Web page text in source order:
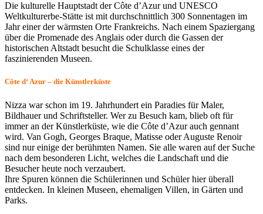
Die kulturelle Hauptstadt der Côte d’Azur und UNESCO
Weltkulturerbe-Stätte ist mit durchschnittlich 300 Sonnentagen im
Jahr einer der wärmsten Orte Frankreichs. Nach einem Spaziergang
über die Promenade des Anglais oder durch die Gassen der
historischen Altstadt besucht die Schulklasse eines der
faszinierenden Museen.
Côte d‘ Azur – die Künstlerküste
Nizza war schon im 19. Jahrhundert ein Paradies für Maler,
Bildhauer und Schriftsteller. Wer zu Besuch kam, blieb oft für
immer an der Künstlerküste, wie die Côte d’Azur auch gennant
wird. Van Gogh, Georges Braque, Matisse oder Auguste Renoir
sind nur einige der berühmten Namen. Sie alle waren auf der Suche
nach dem besonderen Licht, welches die Landschaft und die
Besucher heute noch verzaubert.
Ihre Spuren können die Schülerinnen und Schüler hier überall
entdecken. In kleinen Museen, ehemaligen Villen, in Gärten und
Parks.